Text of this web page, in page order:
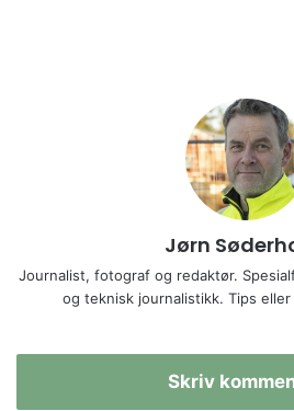
Jørn
Journalist, fotograf og redaktør.
og teknisk journalistikk. Tips
Skriv